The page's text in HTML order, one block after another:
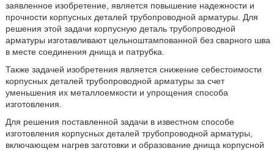
заявленное изобретение, является повышение надежности и
прочности корпусных деталей трубопроводной арматуры. Для
решения этой задачи корпусную деталь трубопроводной
арматуры изготавливают цельноштампованной без сварного шва
в месте соединения днища и патрубка.
Также задачей изобретения является снижение себестоимости
корпусных деталей трубопроводной арматуры за счет
уменьшения их металлоемкости и упрощения способа
изготовления.
Для решения поставленной задачи в известном способе
изготовления корпусных деталей трубопроводной арматуры,
включающем нагрев заготовки и образование днища корпусной